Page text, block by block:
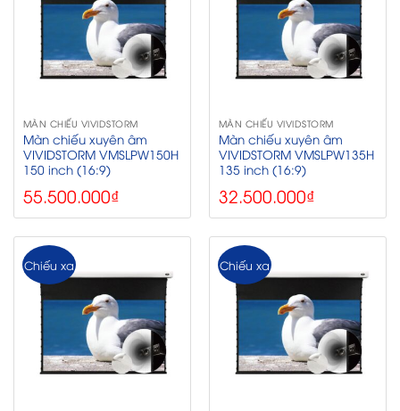
MÀN CHIẾU VIVIDSTORM
Màn chiếu xuyên âm
VIVIDSTORM VMSLPW150H
150 inch (16:9)
55.500.000₫
MÀN CHIẾU VIVIDSTORM
Màn chiếu xuyên âm
VIVIDSTORM VMSLPW135H
135 inch (16:9)
32.500.000₫
Chiếu xa Chiếu xa